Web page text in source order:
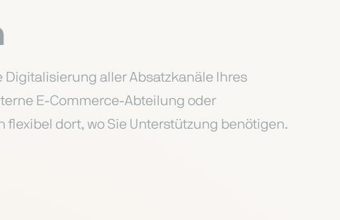
aller Absatzkanäle Ihres
E-Commerce-Abteilung oder
flexibel dort, wo Sie Unterstützung benötigen.